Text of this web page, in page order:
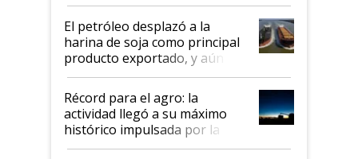
El petróleo desplazó a la
harina de soja como principal
producto exportado, y aún así
el agro aportó casi seis de cada
diez dólares y sostuvo el
liderazgo en un semestre
récord
Récord para el agro: la
actividad llegó a su máximo
histórico impulsada por la
cosecha y las exportaciones